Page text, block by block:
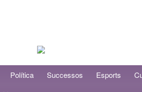
principal
secundari
Política Successos Esports